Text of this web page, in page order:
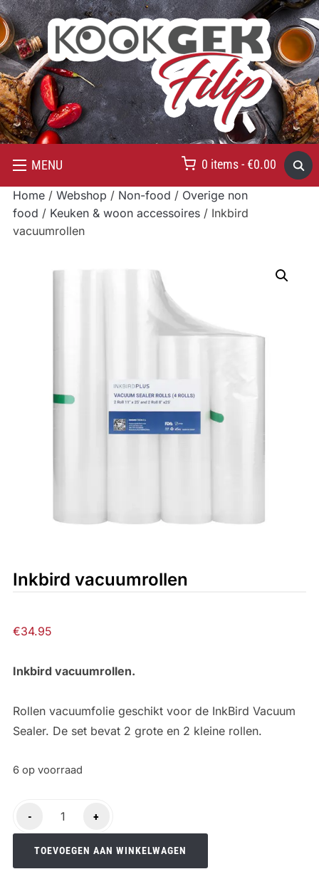
MENU 0 items - €0.00
Home/ Webshop / Non-food / Overige non
food / Keuken & woon accessoires/ Inkbird
vacuumrollen
Inkbird vacuumrollen
€34.95
Inkbird vacuumrollen.
Rollen vacuumfolie geschikt voor de InkBird Vacuum
Sealer. De set bevat 2 grote en 2 kleine rollen.
6 op voorraad
-
vacuumrollen
aantal
+
TOEVOEGEN AAN WINKELWAGEN